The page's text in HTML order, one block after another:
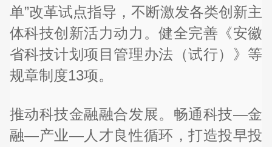
单”改革试点指导，不断激发各类创新主
体科技创新活力动力。健全完善《安徽
省科技计划项目管理办法（试行）》等
规章制度13项。
推动科技金融融合发展。畅通科技—金
融—产业—人才良性循环，打造投早投